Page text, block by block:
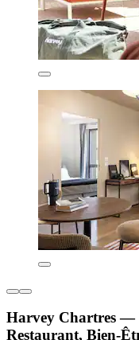
Harvey Chartres —
Restaurant, Bien-